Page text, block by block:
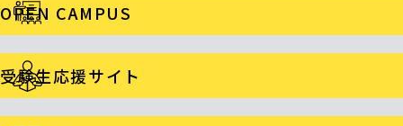
OPEN CAMPUS
受験生応援サイト